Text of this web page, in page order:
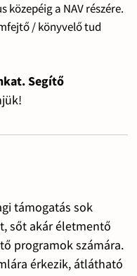
közepéig a NAV részére.
/ könyvelő tud
Segítő
támogatás sok
sőt akár életmentő
programok számára.
érkezik, átlátható